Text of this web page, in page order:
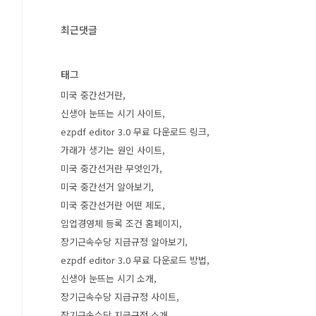
최근댓글
태그
미국 중간선거란
신생아 눈뜨는 시기 사이트
ezpdf editor 3.0 무료 다운로드 링크
가래가 생기는 원인 사이트
미국 중간선거란 무엇인가
미국 중간선거 알아보기
미국 중간선거란 어떤 제도
임업경영체 등록 조건 홈페이지
장기근속수당 지급규정 알아보기
ezpdf editor 3.0 무료 다운로드 방법
신생아 눈뜨는 시기 소개
장기근속수당 지급규정 사이트